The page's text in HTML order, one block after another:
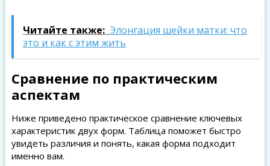
Читайте также: Элонгация шейки матки: что
это и как с этим жить
Сравнение по практическим
аспектам
Ниже приведено практическое сравнение ключевых
характеристик двух форм. Таблица поможет быстро
увидеть различия и понять, какая форма подходит
именно вам.